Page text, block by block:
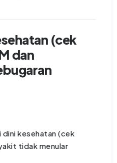
(cek
dan
kesehatan (cek
tidak menular